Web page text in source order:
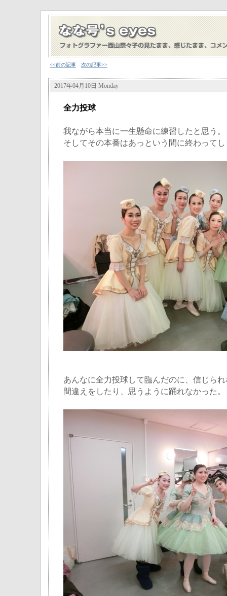
<<前の記事 次の記事>>
2017年04月10日 Monday
全力投球
我ながら本当に一生懸命に練習したと思う。
そしてその本番はあっという間に終わって
あんなに全力投球して臨んだのに、信じら
間違えをしたり、思うように踊れなかった。